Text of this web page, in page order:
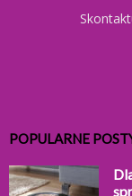
POPULARNE